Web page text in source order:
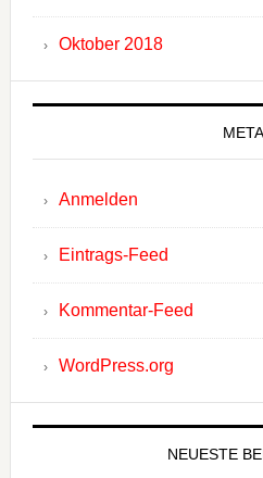
Oktober 2018
META
Anmelden
Eintrags-Feed
Kommentar-Feed
WordPress.org
NEUESTE